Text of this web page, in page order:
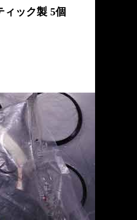
ィック製 5個